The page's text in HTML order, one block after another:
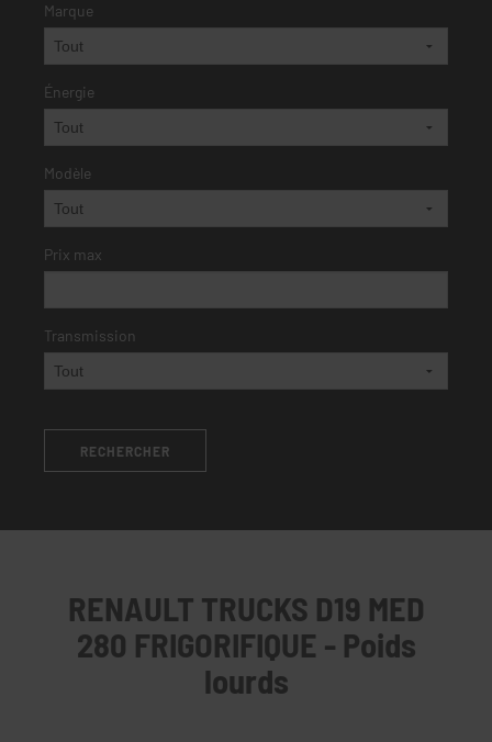
Marque
Énergie
Modèle
Prix max
Transmission
RENAULT TRUCKS D19 MED
280 FRIGORIFIQUE - Poids
lourds